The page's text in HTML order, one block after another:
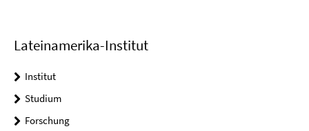
Lateinamerika-Institut
Institut
Studium
Forschung